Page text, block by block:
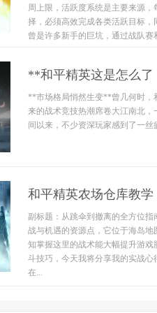
周上限，活跃度系统是主要来源
择，必须高效完成各类活跃目标
曾是许多新手的巨坑，通过战队
**和平精英这是怎么
**市场格局悄然生变**曾几何时，
来的战术竞技热潮席卷大江南北
间以来，不少资深玩家感到了一
和平精英农场仓库教
副标题：从跳伞到撤离的全方位
战与机遇的资源点，它位于海岛
知掌握这里的战术能大幅提升游
斗技巧，今天我将分享我的实战
在...